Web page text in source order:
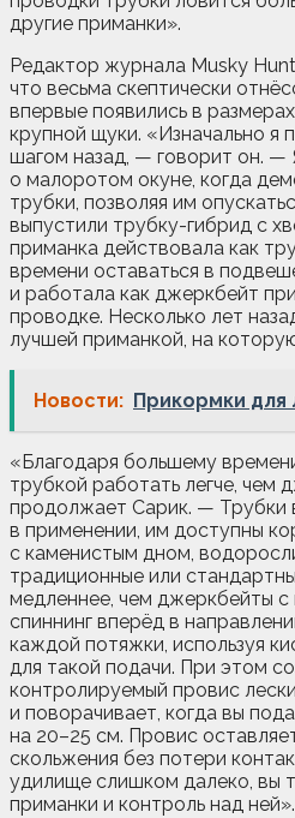
другие приманки».
Редактор журнала Musky
что весьма скептически
впервые появились в
крупной щуки. «Изначально я
шагом назад, — говорит он. —
о малоротом окуне, когда
трубки, позволяя им
выпустили трубку-гибрид с
приманка действовала как
времени оставаться в
и работала как джеркбейт
проводке. Несколько лет
лучшей приманкой, на
Новости: Прикормки
«Благодаря большему
трубкой работать легче, чем
продолжает Сарик. — Трубки
в применении, им доступны
с каменистым дном,
традиционные или
медленнее, чем джеркбейты
спиннинг вперёд в
каждой потяжки, используя
для такой подачи. При этом
контролируемый провис
и поворачивает, когда вы
на 20–25 см. Провис
скольжения без потери
удилище слишком далеко, вы
приманки и контроль над ней».